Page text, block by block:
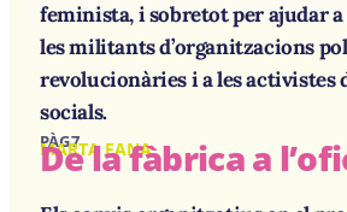
feminista, i sobretot per ajudar
les militants d’organitzacions
revolucionàries i a les activistes
socials.
PÀG 7
MARTA FANA
De la fàbrica a